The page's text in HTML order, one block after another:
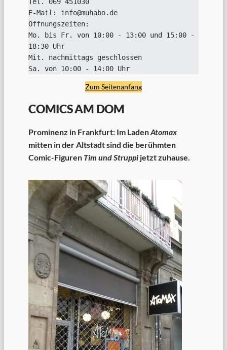
E-Mail: info@muhabo.de
Öffnungszeiten:
Mo. bis Fr. von 10:00 - 13:00 und 15:00 -
18:30 Uhr
Mit. nachmittags geschlossen
Sa. von 10:00 - 14:00 Uhr
Zum Seitenanfang
COMICS AM DOM
Prominenz in Frankfurt: Im LadenAtomax
mitten in der Altstadt sind die berühmten
Comic-Figuren Tim und Struppi jetzt zuhause.